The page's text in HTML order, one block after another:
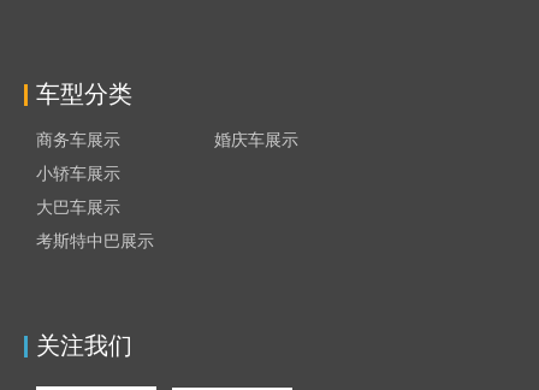
车型分类
商务车展示
小轿车展示
大巴车展示
考斯特中巴展示
婚庆车展示
关注我们